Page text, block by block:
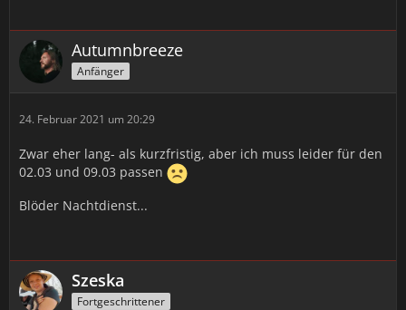
Autumnbreeze
Anfänger
24. Februar 2021 um 20:29
Zwar eher lang- als kurzfristig, aber ich muss leider für den
02.03 und 09.03 passen
Blöder Nachtdienst...
Szeska
Fortgeschrittener